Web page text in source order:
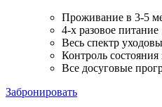
Проживание в 3-5
4-х разовое питание
Весь спектр
Контроль состояния
Все досуговые
Забронировать